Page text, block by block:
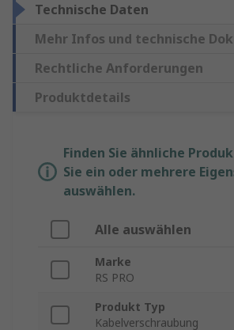
Technische Daten
Mehr Infos und technische
Rechtliche Anforderungen
Produktdetails
Finden Sie ähnliche
Sie ein oder mehrere
auswählen.
Alle auswählen
Marke
RS PRO
Produkt Typ
Kabelverschraubung